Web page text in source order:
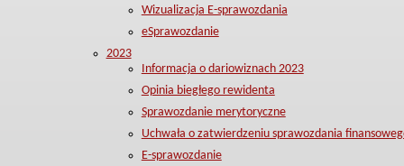
Wizualizacja E-sprawozdania
eSprawozdanie
2023
Informacja o dariowiznach 2023
Opinia biegłego rewidenta
Sprawozdanie merytoryczne
Uchwała o zatwierdzeniu sprawozdania
E-sprawozdanie